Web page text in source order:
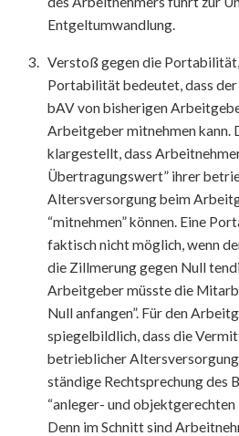
Entgeltumwandlung.
Verstoß gegen die Portabilität,
Portabilität bedeutet, dass
bAV von bisherigen
Arbeitgeber mitnehmen kann.
klargestellt, dass
Übertragungswert” ihrer
Altersversorgung beim
“mitnehmen” können. Eine
faktisch nicht möglich, wenn
die Zillmerung gegen Null
Arbeitgeber müsste die
Null anfangen”. Für den
spiegelbildlich, dass die
betrieblicher
ständige Rechtsprechung des
“anleger- und
Denn im Schnitt sind